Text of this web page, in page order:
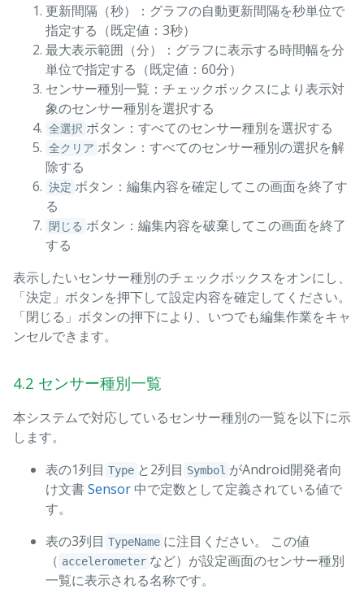
更新間隔（秒）：グラフの自動更新間隔を秒単位で
指定する（既定値：3秒）
最大表示範囲（分）：グラフに表示する時間幅を分
単位で指定する（既定値：60分）
センサー種別一覧：チェックボックスにより表示対
象のセンサー種別を選択する
全選択 ボタン：すべてのセンサー種別を選択する
全クリア ボタン：すべてのセンサー種別の選択を解
除する
決定 ボタン：編集内容を確定してこの画面を終了す
る
閉じる ボタン：編集内容を破棄してこの画面を終了
する
表示したいセンサー種別のチェックボックスをオンにし、
「決定」ボタンを押下して設定内容を確定してください。
「閉じる」ボタンの押下により、いつでも編集作業をキャ
ンセルできます。
4.2 センサー種別一覧
本システムで対応しているセンサー種別の一覧を以下に示
します。
表の1列目 Type と2列目 Symbol がAndroid開発者向
け文書Sensor 中で定数として定義されている値で
す。
表の3列目 TypeName に注目ください。 この値
（ accelerometer など）が設定画面のセンサー種別
一覧に表示される名称です。